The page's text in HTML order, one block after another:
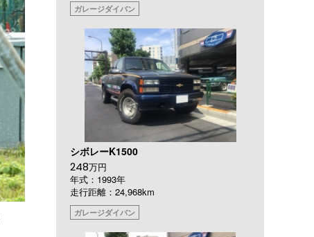
ガレージダイバン
シボレーK1500
248万円
年式：1993年
走行距離：24,968km
ガレージダイバン